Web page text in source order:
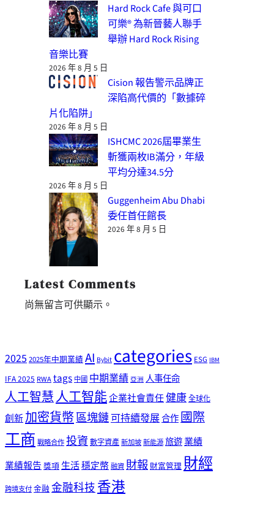
Hard Rock Cafe 與可口
可樂® 為新晉藝人聯手
舉辦 Hard Rock Rising
音樂比賽
2026 年 8 月 5 日
Cision 報告警示品牌正
深陷高代價的「數據碎
片化陷阱」
2026 年 8 月 5 日
ISHCMC 2026屆畢業生
斬獲兩枚IB滿分，年級
平均分達34.5分
2026 年 8 月 5 日
Guggenheim Abu Dhabi
委任首任館長
2026 年 8 月 5 日
Latest Comments
尚無留言可供顯示。
2025 2025年中期業績AI Bybitcategories ESG IBM
IFA 2025 RWAtags 中國 中期業績 亞洲 人事任命
人工智慧人工智能企業社會責任健康全球化
創新加密貨幣區塊鏈可持續發展合作國際
工商 戰略合作投資數字資產新加坡新能源旅遊業績
業績報告 獎項生活穩定幣融資 財報 財富管理 財經
跨境支付金融 金融科技 香港